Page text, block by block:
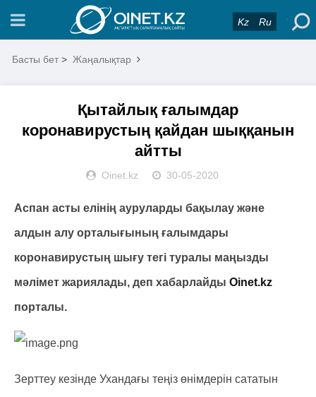
Kz Ru
Басты бет > Жаңалықтар
Қытайлық ғалымдар
коронавирустың қайдан шыққанын
айтты
Oinet.kz 30-05-2020
Аспан асты елінің ауруларды бақылау және
алдын алу орталығының ғалымдары
коронавирустың шығу тегі туралы маңызды
мәлімет жариялады, деп хабарлайды Oinet.kz
порталы.
Зерттеу кезінде Ухандағы теңіз өнімдерін сататын